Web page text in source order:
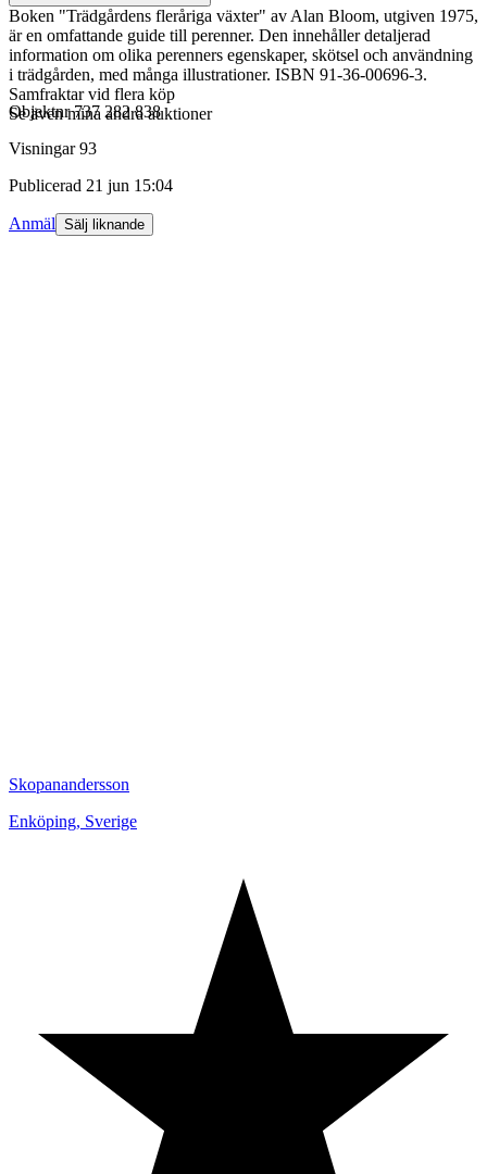
Boken "Trädgårdens fleråriga växter" av Alan Bloom, utgiven 1975,
är en omfattande guide till perenner. Den innehåller detaljerad
information om olika perenners egenskaper, skötsel och användning
i trädgården, med många illustrationer. ISBN 91-36-00696-3.
Samfraktar vid flera köp
Se även mina andra auktioner
Objektnr 737 282 838
Visningar 93
Publicerad 21 jun 15:04
Anmäl Sälj liknande
Skopanandersson
Enköping, Sverige